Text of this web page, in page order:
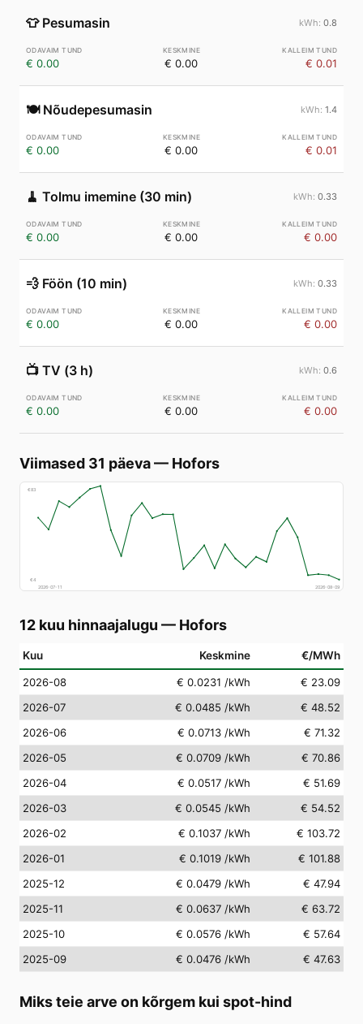
👕 Pesumasin 0.8
€ 0.00 € 0.00 € 0.01
🍽️ Nõudepesumasin 1.4
€ 0.00 € 0.00 € 0.01
🧹 Tolmu imemine (30 min) 0.33
€ 0.00 € 0.00 € 0.00
💨 Föön (10 min) 0.33
€ 0.00 € 0.00 € 0.00
📺 TV (3 h) 0.6
€ 0.00 € 0.00 € 0.00
Viimased 31 päeva— Hofors
€83
€4
2026-07-11
2026-08-09
12 kuu hinnaajalugu — Hofors
Kuu Keskmine €/MWh
2026-08 € 0.0231 /kWh
€ 23.09
2026-07
€ 0.0485 /kWh
€ 48.52
2026-06
€ 0.0713 /kWh
€ 71.32
2026-05
€ 0.0709 /kWh
€ 70.86
2026-04
€ 0.0517 /kWh
€ 51.69
2026-03
€ 0.0545 /kWh
€ 54.52
2026-02
€ 0.1037 /kWh
€ 103.72
2026-01
€ 0.1019 /kWh
€ 101.88
2025-12
€ 0.0479 /kWh
€ 47.94
2025-11
€ 0.0637 /kWh
€ 63.72
2025-10
€ 0.0576 /kWh
€ 57.64
2025-09
€ 0.0476 /kWh € 47.63
Miks teie arve on kõrgem kui spot-hind